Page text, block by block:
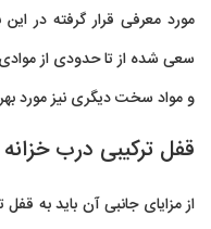
مورد معرفی قرار گرفته در
سعی شده از تا حدودی از
و مواد سخت دیگری نیز مورد
قفل ترکیبی درب
از مزایای جانبی آن باید به